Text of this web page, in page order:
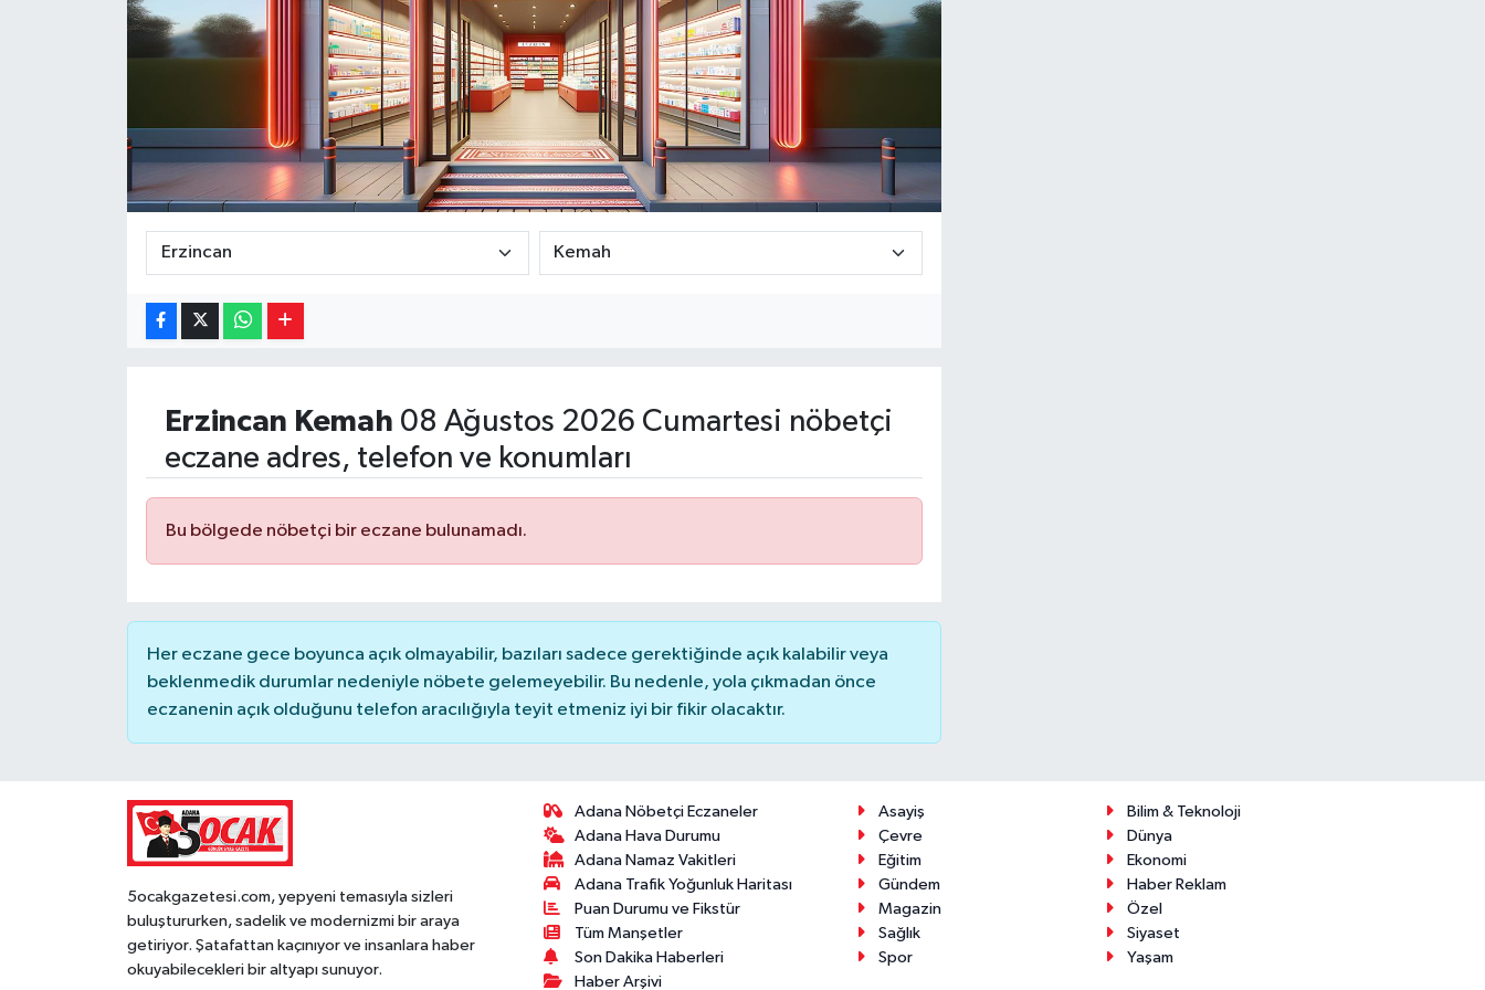
Erzincan Kemah 08 Ağustos 2026 Cumartesi nöbetçi
eczane adres, telefon ve konumları
Bu bölgede nöbetçi bir eczane bulunamadı.
Her eczane gece boyunca açık olmayabilir, bazıları sadece gerektiğinde açık kalabilir veya
beklenmedik durumlar nedeniyle nöbete gelemeyebilir. Bu nedenle, yola çıkmadan önce
eczanenin açık olduğunu telefon aracılığıyla teyit etmeniz iyi bir fikir olacaktır.
5ocakgazetesi.com, yepyeni temasıyla sizleri
buluştururken, sadelik ve modernizmi bir araya
getiriyor. Şatafattan kaçınıyor ve insanlara haber
okuyabilecekleri bir altyapı sunuyor.
Adana Nöbetçi Eczaneler
Adana Hava Durumu
Adana Namaz Vakitleri
Adana Trafik Yoğunluk Haritası
Puan Durumu ve Fikstür
Tüm Manşetler
Son Dakika Haberleri
Haber Arşivi
Asayiş
Bilim & Teknoloji
Çevre
Dünya
Eğitim
Ekonomi
Gündem
Haber Reklam
Magazin
Özel
Sağlık
Siyaset
Spor
Yaşam
Resmi İlanlar
Yerel Yönetimler